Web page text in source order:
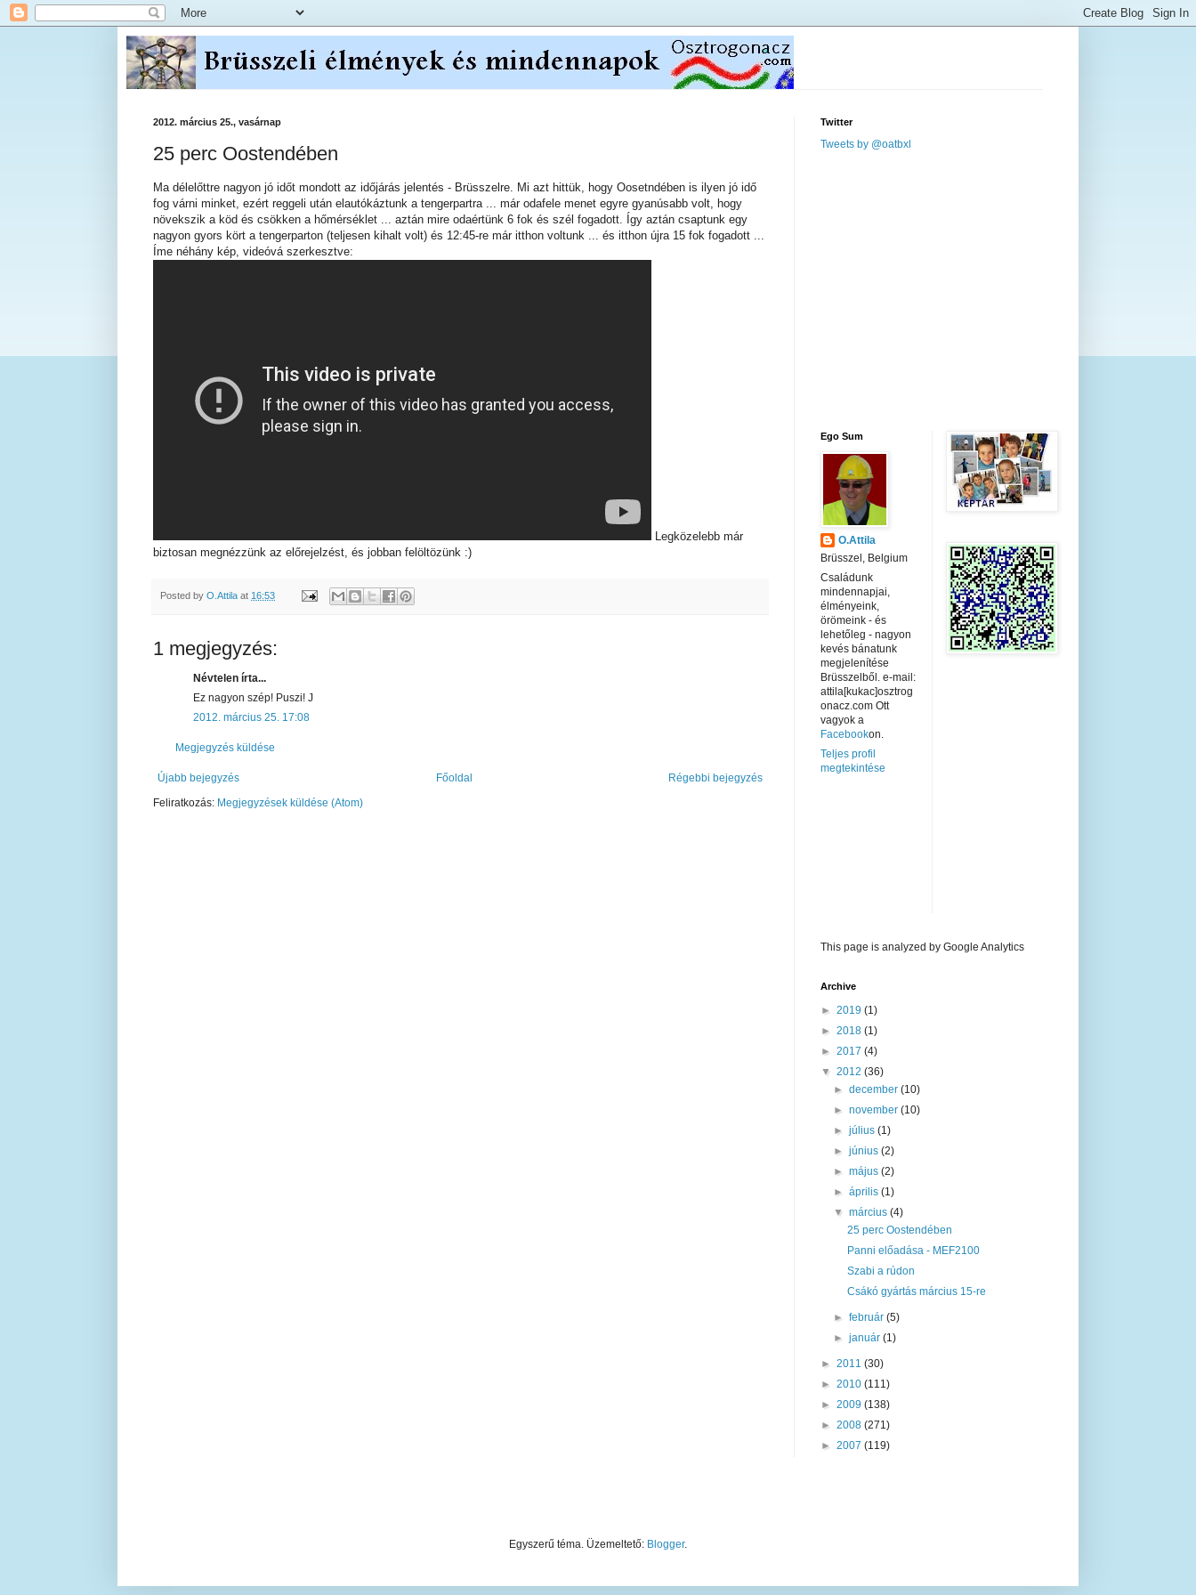
2012. március 25., vasárnap
25 perc Oostendében
Ma délelőttre nagyon jó időt mondott az időjárás jelentés - Brüsszelre. Mi azt hittük, hogy Oosetndében is ilyen jó idő
fog várni minket, ezért reggeli után elautókáztunk a tengerpartra ... már odafele menet egyre gyanúsabb volt, hogy
növekszik a köd és csökken a hőmérséklet ... aztán mire odaértünk 6 fok és szél fogadott. Így aztán csaptunk egy
nagyon gyors kört a tengerparton (teljesen kihalt volt) és 12:45-re már itthon voltunk ... és itthon újra 15 fok fogadott ...
Íme néhány kép, videóvá szerkesztve:
Legközelebb már
biztosan megnézzünk az előrejelzést, és jobban felöltözünk :)
Posted by O.Attila at 16:53
1 megjegyzés:
Névtelen írta...
Ez nagyon szép! Puszi! J
2012. március 25. 17:08
Megjegyzés küldése
Újabb bejegyzés Régebbi bejegyzés
Főoldal
Feliratkozás: Megjegyzések küldése (Atom)
Twitter
Tweets by @oatbxl
Ego Sum
O.Attila
Brüsszel, Belgium
Családunk
mindennapjai,
élményeink,
örömeink - és
lehetőleg - nagyon
kevés bánatunk
megjelenítése
Brüsszelből. e-mail:
attila[kukac]osztrog
onacz.com Ott
vagyok a
Facebookon.
Teljes profil
megtekintése
This page is analyzed by Google Analytics
Archive
► 2019 (1)
► 2018 (1)
► 2017 (4)
▼ 2012 (36)
►december(10)
►november(10)
►július(1)
►június(2)
►május(2)
►április(1)
▼március(4)
25 perc Oostendében
Panni előadása - MEF2100
Szabi a rúdon
Csákó gyártás március 15-re
►február(5)
►január(1)
► 2011 (30)
► 2010 (111)
► 2009 (138)
► 2008 (271)
► 2007 (119)
Egyszerű téma. Üzemeltető: Blogger.